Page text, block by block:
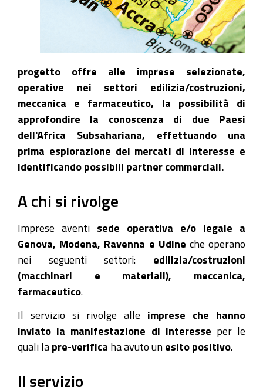
progetto offre alle imprese selezionate,
operative nei settori edilizia/costruzioni,
meccanica e farmaceutico, la possibilità di
approfondire la conoscenza di due Paesi
dell'Africa Subsahariana, effettuando una
prima esplorazione dei mercati di interesse e
identificando possibili partner commerciali.
A chi si rivolge
Imprese aventi sede operativa e/o legale a
Genova, Modena, Ravenna e Udine che operano
nei seguenti settori: edilizia/costruzioni
(macchinari e materiali), meccanica,
farmaceutico
Il servizio si rivolge alle imprese che hanno
inviato la manifestazione di interesse per le
quali la pre-verifica ha avuto un esito positivo
Il servizio